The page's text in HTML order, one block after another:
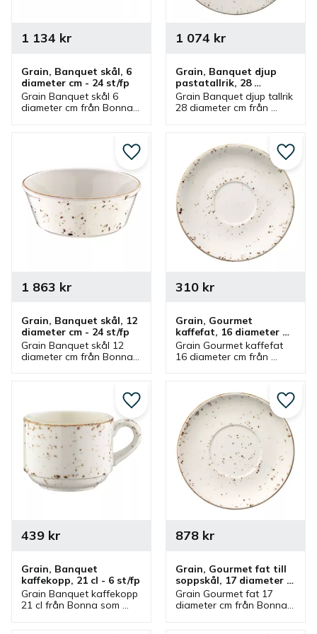
Grain, Banquet skål, 6
diameter cm - 24 st/fp
Grain Banquet skål 6
diameter cm från Bonna
1 134 kr
Grain, Banquet djup
pastatallrik, 28
diameter cm - 6 st/fp
Grain Banquet djup tallrik
28 diameter cm från
finns. Tallrik som passar
bra som pastatallrik.
1 074 kr
Grain, Banquet skål, 12
diameter cm - 24 st/fp
Grain Banquet skål 12
diameter cm från Bonna
bra serveringsskål och
matskål.
1 863 kr
Lägg till i favoriter
Grain, Gourmet
kaffefat, 16 diameter
cm - 6 st/fp
Grain Gourmet kaffefat
16 diameter cm från
finns. Kaffefat som har
passande kaffekopp.
310kr
Lägg
Grain, Banquet
kaffekopp, 21 cl - 6 st/fp
Grain Banquet kaffekopp
21 cl från Bonna som
439kr
Lägg till i favoriter
Grain, Gourmet fat till
soppskål, 17 diameter
cm - 12 st/fp
Grain Gourmet fat 17
diameter cm från Bonna
878kr
Lägg